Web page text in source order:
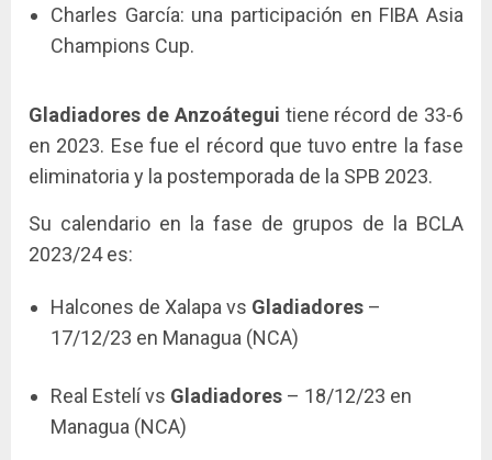
Charles García: una participación en FIBA Asia
Champions Cup.
Gladiadores de Anzoátegui tiene récord de 33-6
en 2023. Ese fue el récord que tuvo entre la fase
eliminatoria y la postemporada de la SPB 2023.
Su calendario en la fase de grupos de la BCLA
2023/24 es:
Halcones de Xalapa vs Gladiadores –
17/12/23 en Managua (NCA)
Real Estelí vs Gladiadores – 18/12/23 en
Managua (NCA)